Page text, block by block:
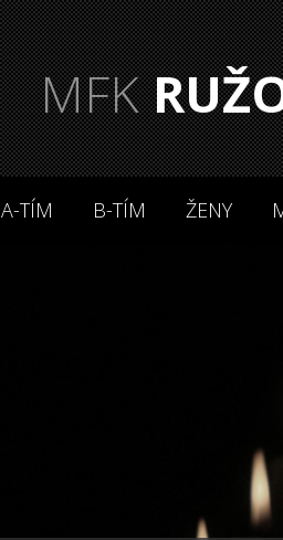
MFK
A-TÍM B-TÍM ŽENY